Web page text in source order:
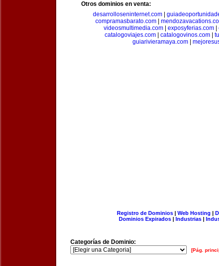
Otros dominios en venta:
desarrolloseninternet.com
compramasbarato.com|
videosmultimedia.com
exposyferias.com
catalogoviajes.com| catalogovinos.com|
guiarivieramaya.com
Registro de Dominios| Web Hosting |
Dominios Expirados | Industrias |
Categorías de Dominio:
[Pág.